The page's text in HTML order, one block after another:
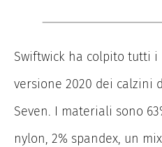
Swiftwick ha colpito tutti
versione 2020 dei calzini
Seven. I materiali sono
nylon, 2% spandex, un